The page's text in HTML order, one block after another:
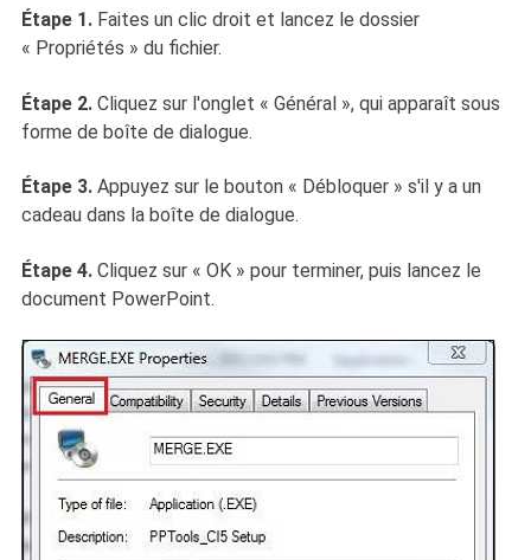
Étape 1.Faites un clic droit et lancez le dossier
« Propriétés » du fichier.
Étape 2.Cliquez sur l'onglet « Général », qui apparaît sous
forme de boîte de dialogue.
Étape 3.Appuyez sur le bouton « Débloquer » s'il y a un
cadeau dans la boîte de dialogue.
Étape 4.Cliquez sur « OK » pour terminer, puis lancez le
document PowerPoint.